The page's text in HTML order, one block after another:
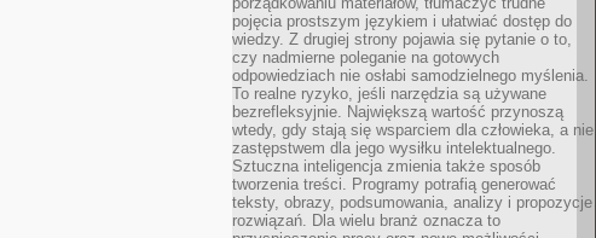
pojęcia prostszym językiem i ułatwiać dostęp do
wiedzy. Z drugiej strony pojawia się pytanie o to,
czy nadmierne poleganie na gotowych
odpowiedziach nie osłabi samodzielnego myślenia.
To realne ryzyko, jeśli narzędzia są używane
bezrefleksyjnie. Największą wartość przynoszą
wtedy, gdy stają się wsparciem dla człowieka, a nie
zastępstwem dla jego wysiłku intelektualnego.
Sztuczna inteligencja zmienia także sposób
tworzenia treści. Programy potrafią generować
teksty, obrazy, podsumowania, analizy i propozycje
rozwiązań. Dla wielu branż oznacza to